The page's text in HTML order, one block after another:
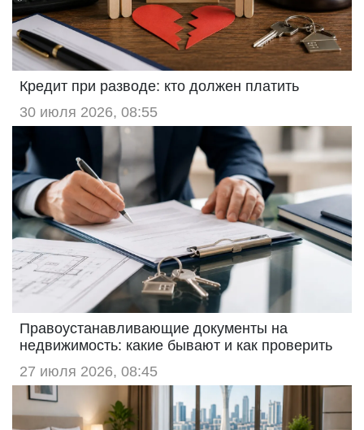
Кредит при разводе: кто должен платить
30 июля 2026, 08:55
Правоустанавливающие документы на
недвижимость: какие бывают и как проверить
27 июля 2026, 08:45